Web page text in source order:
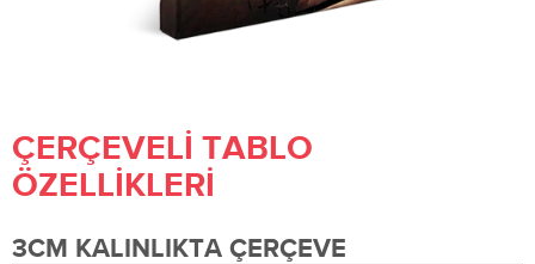
ÇERÇEVELI TABLO
ÖZELLIKLERI
3CM KALINLIKTA ÇERÇEVE